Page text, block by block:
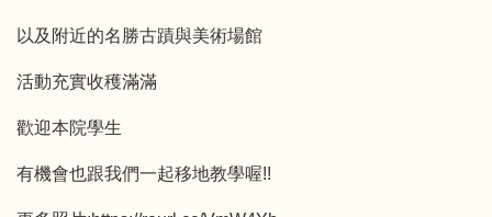
以及附近的名勝古蹟與美術場館
活動充實收穫滿滿
歡迎本院學生
有機會也跟我們一起移地教學喔!!